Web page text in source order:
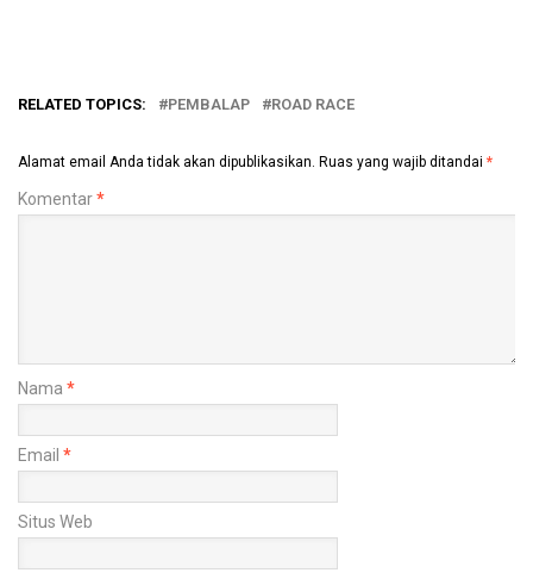
RELATED TOPICS: PEMBALAP ROAD RACE
Alamat email Anda tidak akan dipublikasikan. Ruas yang wajib ditandai *
Komentar*
Nama *
Email *
Situs Web